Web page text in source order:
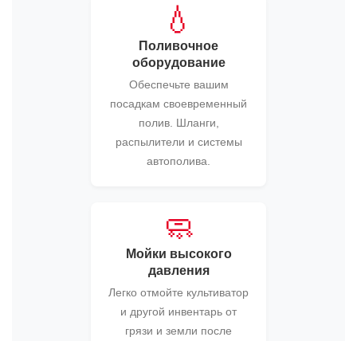
💧
Поливочное
оборудование
Обеспечьте вашим
посадкам своевременный
полив. Шланги,
распылители и системы
автополива.
🧼
Мойки высокого
давления
Легко отмойте культиватор
и другой инвентарь от
грязи и земли после